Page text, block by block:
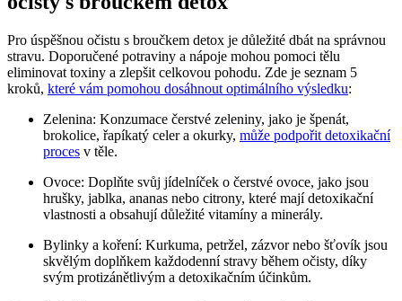
Pro úspěšnou očistu s broučkem detox je důležité dbát na správnou
stravu. Doporučené potraviny a nápoje mohou pomoci tělu
eliminovat toxiny a zlepšit celkovou pohodu. Zde je seznam 5
kroků, které vám pomohou dosáhnout optimálního výsledku:
Zelenina: Konzumace čerstvé zeleniny, jako je špenát,
brokolice, řapíkatý celer a okurky, může podpořit detoxikační
proces v těle.
Ovoce: Doplňte svůj jídelníček o čerstvé ovoce, jako jsou
hrušky, jablka, ananas nebo citrony, které mají detoxikační
vlastnosti a obsahují důležité vitamíny a minerály.
Bylinky a koření: Kurkuma, petržel, zázvor nebo šťovík jsou
skvělým doplňkem každodenní stravy během očisty, díky
svým protizánětlivým a detoxikačním účinkům.